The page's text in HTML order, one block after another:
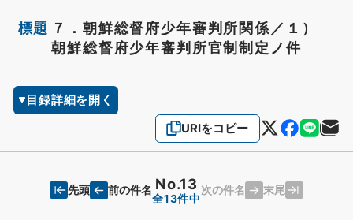
標題 ７．朝鮮総督府少年審判所関係／１）
朝鮮総督府少年審判所官制制定ノ件
目録詳細を開く
URIをコピー
先頭 前の件名 No.13
全13件中
次の件名 末尾